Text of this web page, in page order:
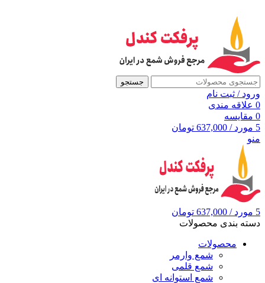
جستجو
ورود / ثبت نام
0 علاقه مندی
0 مقايسه
5 مورد /
637,000 تومان
منو
5 مورد /
637,000 تومان
دسته بندی محصولات
محصولات
شمع وارمر
شمع قلمی
شمع استوانه ای